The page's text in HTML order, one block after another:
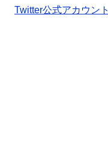
Twitter公式アカウント